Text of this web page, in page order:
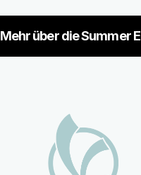
Mehr über die Summer